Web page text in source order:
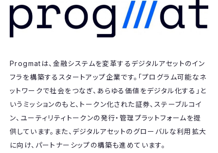
Progmatは、金融システムを変革するデジタルアセットのイン
フラを構築するスタートアップ企業です。「プログラム可能なネ
ットワークで社会をつなぎ、あらゆる価値をデジタル化する」と
いうミッションのもと、トークン化された証券、ステーブルコイ
ン、ユーティリティトークンの発行・管理プラットフォームを提
供しています。また、デジタルアセットのグローバルな利用拡大
に向け、パートナーシップの構築も進めています。